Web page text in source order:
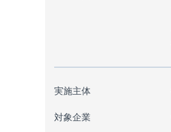
実施主体
対象企業